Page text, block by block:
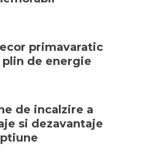
primavaratic
de energie
de incalzire a
si dezavantaje